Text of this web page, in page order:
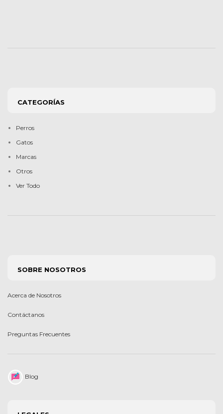
CATEGORÍAS
Perros
Gatos
Marcas
Otros
Ver Todo
SOBRE NOSOTROS
Acerca de Nosotros
Contáctanos
Preguntas Frecuentes
Blog